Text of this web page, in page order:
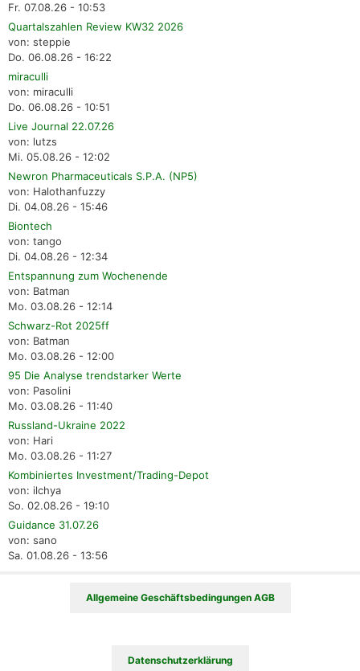
Fr. 07.08.26 - 10:53
Quartalszahlen Review KW32 2026
von: steppie
Do. 06.08.26 - 16:22
miraculli
von: miraculli
Do. 06.08.26 - 10:51
Live Journal 22.07.26
von: lutzs
Mi. 05.08.26 - 12:02
Newron Pharmaceuticals S.P.A. (NP5)
von: Halothanfuzzy
Di. 04.08.26 - 15:46
Biontech
von: tango
Di. 04.08.26 - 12:34
Entspannung zum Wochenende
von: Batman
Mo. 03.08.26 - 12:14
Schwarz-Rot 2025ff
von: Batman
Mo. 03.08.26 - 12:00
95 Die Analyse trendstarker Werte
von: Pasolini
Mo. 03.08.26 - 11:40
Russland-Ukraine 2022
von: Hari
Mo. 03.08.26 - 11:27
Kombiniertes Investment/Trading-Depot
von: ilchya
So. 02.08.26 - 19:10
Guidance 31.07.26
von: sano
Sa. 01.08.26 - 13:56
Allgemeine Geschäftsbedingungen AGB
Datenschutzerklärung